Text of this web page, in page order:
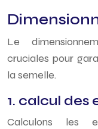
Le
cruciales pour
la semelle.
1. calcul des
Calculons les